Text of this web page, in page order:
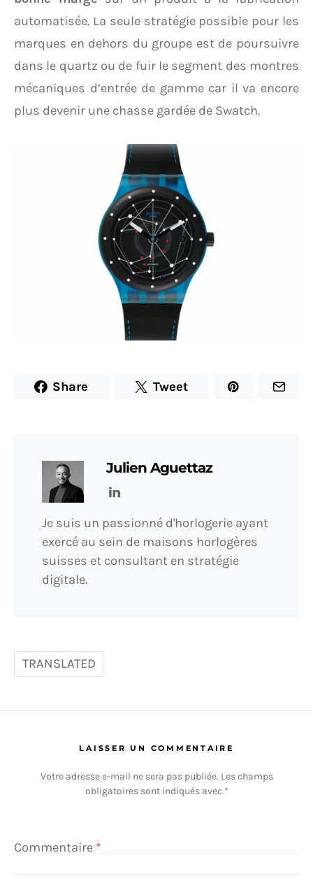
automatisée. La seule stratégie possible pour les
marques en dehors du groupe est de poursuivre
dans le quartz ou de fuir le segment des montres
mécaniques d’entrée de gamme car il va encore
plus devenir une chasse gardée de Swatch.
Share Tweet
Julien Aguettaz
Je suis un passionné d'horlogerie ayant
exercé au sein de maisons horlogères
suisses et consultant en stratégie
digitale.
TRANSLATED
LAISSER UN COMMENTAIRE
Votre adresse e-mail ne sera pas publiée. Les champs
obligatoires sont indiqués avec *
Commentaire *